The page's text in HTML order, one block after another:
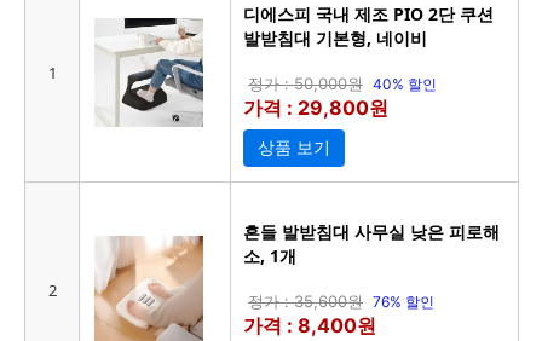
1
디에스피 국내 제조 PIO 2단 쿠션
발받침대 기본형, 네이비
정가 : 50,000원 40% 할인
가격 : 29,800원
상품 보기
2
흔들 발받침대 사무실 낮은 피로해
소, 1개
정가 : 35,600원 76% 할인
가격 : 8,400원